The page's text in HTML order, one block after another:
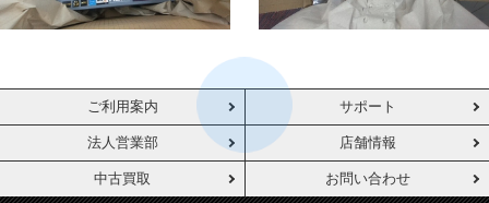
ご利用案内 サポート
法人営業部 店舗情報
中古買取 お問い合わせ